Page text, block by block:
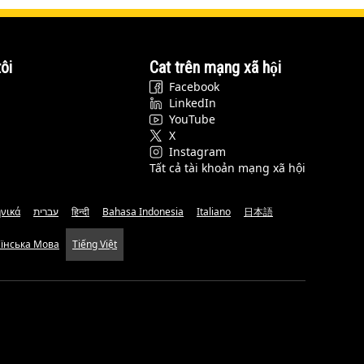
Cat trên mạng xã hội
Facebook
LinkedIn
YouTube
X
Instagram
Tất cả tài khoản mạng xã hội
עברית हिन्दी Bahasa Indonesia Italiano 日本語
Мова Tiếng Việt